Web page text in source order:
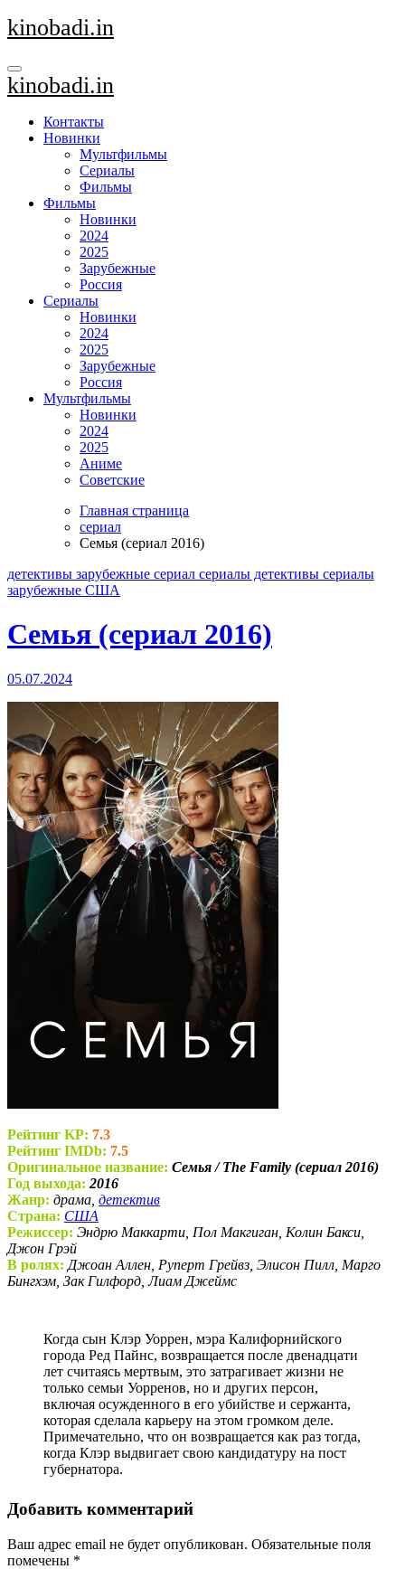
Перейти
к
kinobadi.in
kinobadi.in
Контакты
Новинки
Мультфильмы
Сериалы
Фильмы
Фильмы
Новинки
2024
2025
Зарубежные
Россия
Сериалы
Новинки
2024
2025
Зарубежные
Россия
Мультфильмы
Новинки
2024
2025
Аниме
Советские
Главная страница
сериал
Семья (сериал 2016)
детективы зарубежные сериал сериалы детективы сериалы
зарубежные США
Семья (сериал 2016)
05.07.2024
Рейтинг KP: 7.3
Рейтинг IMDb: 7.5
Оригинальное название: Семья / The Family (сериал 2016)
Год выхода: 2016
Жанр: драма, детектив
Страна: США
Режиссер: Эндрю Маккарти, Пол Макгиган, Колин Бакси,
Джон Грэй
В ролях: Джоан Аллен, Руперт Грейвз, Элисон Пилл, Марго
Бингхэм, Зак Гилфорд, Лиам Джеймс
Когда сын Клэр Уоррен, мэра Калифорнийского
города Ред Пайнс, возвращается после двенадцати
лет считаясь мертвым, это затрагивает жизни не
только семьи Уорренов, но и других персон,
включая осужденного в его убийстве и сержанта,
которая сделала карьеру на этом громком деле.
Примечательно, что он возвращается как раз тогда,
когда Клэр выдвигает свою кандидатуру на пост
губернатора.
Добавить комментарий
Ваш адрес email не будет опубликован. Обязательные поля
помечены *